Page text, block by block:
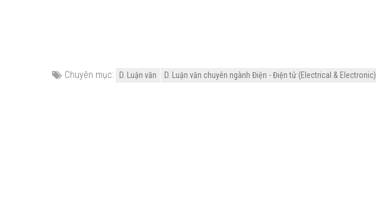
Chuyên mục: D. Luận văn D. Luận văn chuyên ngành Điện - Điện tử (Electrical & Electronic)